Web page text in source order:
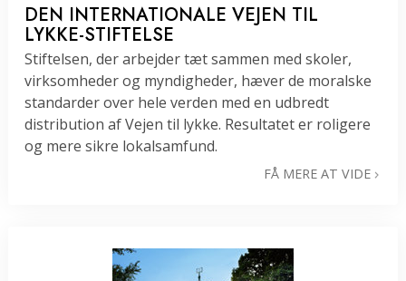
DEN INTERNATIONALE VEJEN TIL
LYKKE-STIFTELSE
Stiftelsen, der arbejder tæt sammen med skoler,
virksomheder og myndigheder, hæver de moralske
standarder over hele verden med en udbredt
distribution af Vejen til lykke. Resultatet er roligere
og mere sikre lokalsamfund.
FÅ MERE AT VIDE